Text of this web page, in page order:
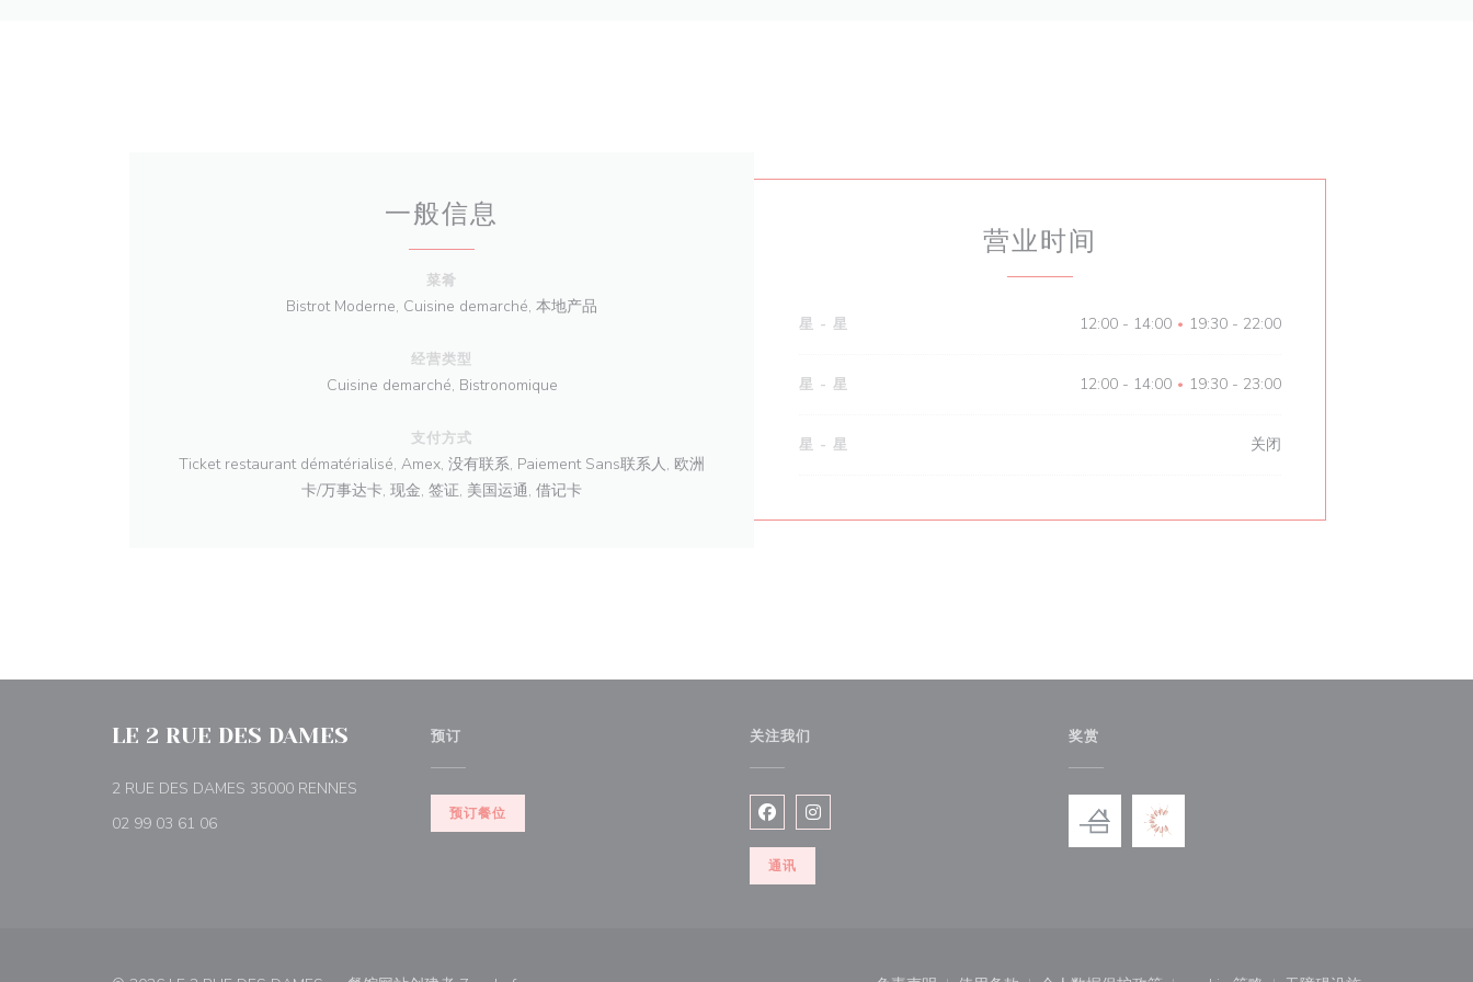
一般信息
菜肴
Bistrot Moderne, Cuisine demarché, 本地产品
经营类型
Cuisine demarché, Bistronomique
支付方式
Ticket restaurant dématérialisé, Amex, 没有联系, Paiement Sans联系人, 欧洲
卡/万事达卡, 现金, 签证, 美国运通, 借记卡
营业时间
星 -星 12:00 - 14:00 • 19:30 - 22:00
星 -星 12:00 - 14:00 • 19:30 - 23:00
星 -星 关闭
LE 2 RUE DES DAMES
2 RUE DES DAMES 35000 RENNES
02 99 03 61 06
预订
预订餐位
关注我们
Facebook ((在新窗口中打开))
Instagram ((在新窗口中打开))
通讯
奖赏